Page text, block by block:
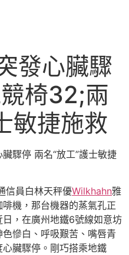
發心臟驟
椅32;兩
敏捷施救
驟停 兩名“放工”護士敏捷
信員白林天秤優Wilkhahn雅
機，那台機器的蒸氣孔正
，在廣州地鐵6號線如意坊
慘白、呼吸艱苦、嘴唇青
臟驟停。剛巧搭乘地鐵